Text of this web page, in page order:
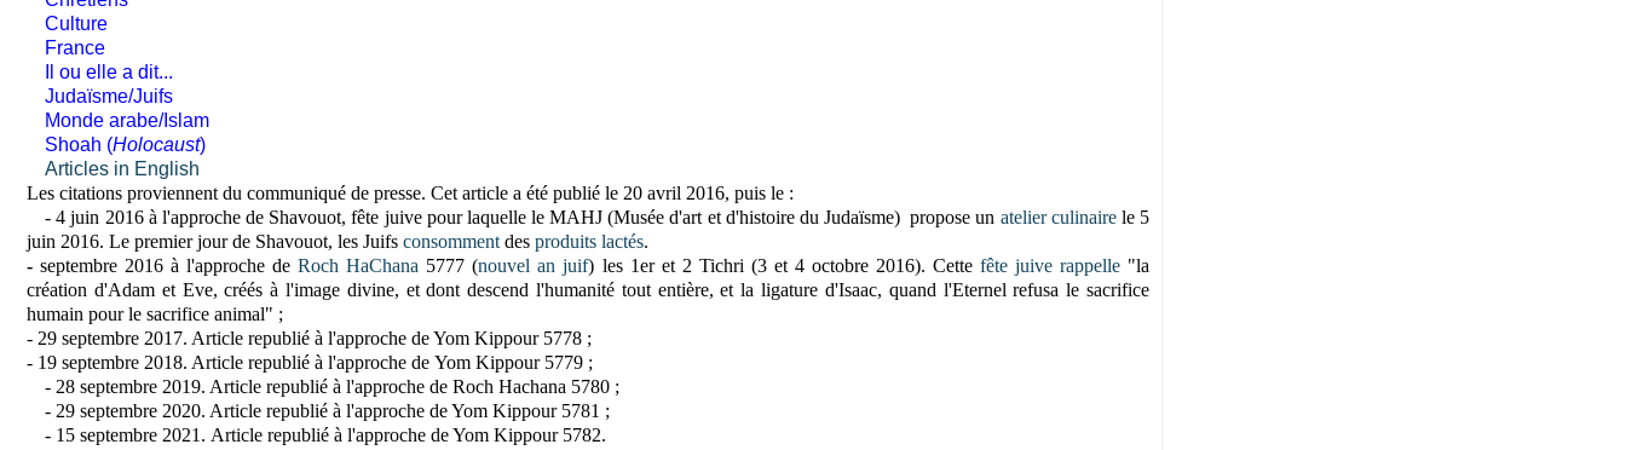
Culture
France
Il ou elle a dit...
Judaïsme/Juifs
Monde arabe/Islam
Shoah (Holocaust)
Articles in English
Les citations proviennent du communiqué de presse. Cet article a été publié le 20 avril 2016, puis le :
- 4 juin 2016 à l'approche de Shavouot, fête juive pour laquelle le MAHJ (Musée d'art et d'histoire du Judaïsme) propose un atelier culinairele 5
juin 2016. Le premier jour de Shavouot, les Juifsconsomment desproduits lactés.
- septembre 2016 à l'approche deRoch HaChana 5777 (nouvel an juif) les 1er et 2 Tichri (3 et 4 octobre 2016). Cette fête juive rappelle "la
création d'Adam et Eve, créés à l'image divine, et dont descend l'humanité tout entière, et la ligature d'Isaac, quand l'Eternel refusa le sacrifice
humain pour le sacrifice animal" ;
- 29 septembre 2017. Article republiéà l'approche de Yom Kippour 5778 ;
- 19 septembre 2018. Article republié à l'approche deYom Kippour 5779 ;
- 28 septembre 2019. Article republié à l'approche de Roch Hachana 5780 ;
- 29 septembre 2020. Article republiéà l'approche de Yom Kippour 5781 ;
- 15 septembre 2021. Article republiéà l'approche de Yom Kippour 5782.